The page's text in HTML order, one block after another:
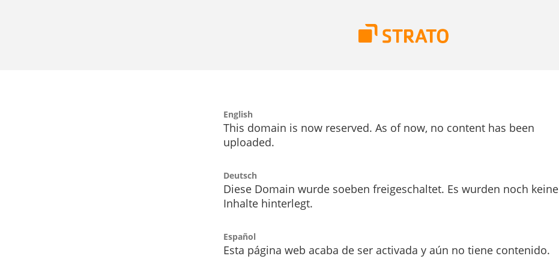
English
This domain is now reserved. As of now, no content has been
uploaded.
Deutsch
Diese Domain wurde soeben freigeschaltet. Es wurden noch keine
Inhalte hinterlegt.
Español
Esta página web acaba de ser activada y aún no tiene contenido.